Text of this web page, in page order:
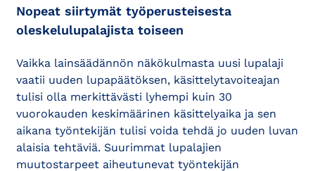
Nopeat siirtymät työperusteisesta
oleskelulupalajista toiseen
Vaikka lainsäädännön näkökulmasta uusi lupalaji
vaatii uuden lupapäätöksen, käsittelytavoiteajan
tulisi olla merkittävästi lyhempi kuin 30
vuorokauden keskimäärinen käsittelyaika ja sen
aikana työntekijän tulisi voida tehdä jo uuden luvan
alaisia tehtäviä. Suurimmat lupalajien
muutostarpeet aiheutunevat työntekijän